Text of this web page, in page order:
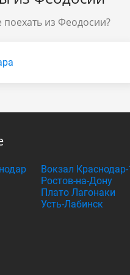
поехать из Феодосии?
Вокзал
Ростов-на-Дону
Плато Лагонаки
Усть-Лабинск